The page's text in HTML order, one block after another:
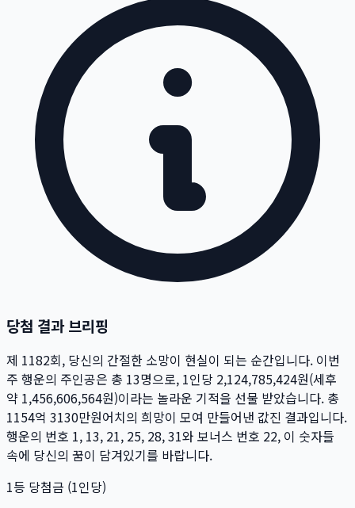
당첨 결과 브리핑
제 1182회, 당신의 간절한 소망이 현실이 되는 순간입니다. 이번
주 행운의 주인공은 총 13명으로, 1인당 2,124,785,424원(세후
약 1,456,606,564원)이라는 놀라운 기적을 선물 받았습니다. 총
1154억 3130만원어치의 희망이 모여 만들어낸 값진 결과입니다.
행운의 번호 1, 13, 21, 25, 28, 31와 보너스 번호 22, 이 숫자들
속에 당신의 꿈이 담겨있기를 바랍니다.
1등 당첨금 (1인당)